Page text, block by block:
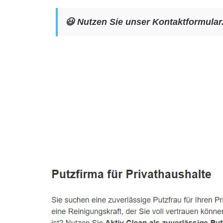
😃 Nutzen Sie unser